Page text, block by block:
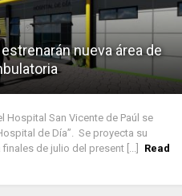
nueva área de
Hospital San Vicente de Paúl se
de Día”. Se proyecta su
de julio del present [...]
Read